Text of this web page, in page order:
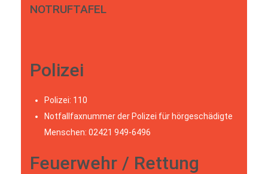
NOTRUFTAFEL
Polizei
Polizei: 110
Notfallfaxnummer der Polizei für hörgeschädigte
Menschen: 02421 949-6496
Feuerwehr / Rettung